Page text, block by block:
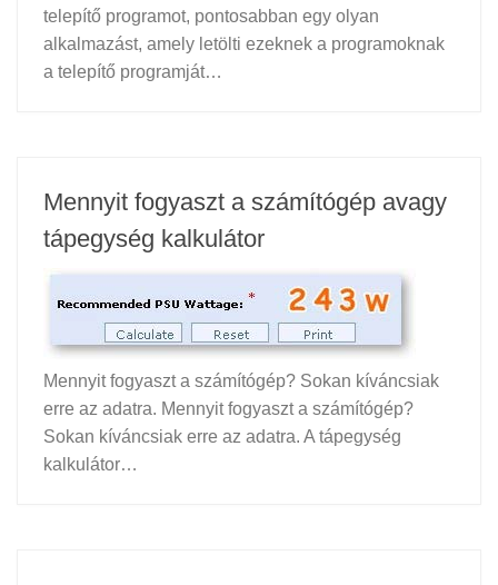
telepítő programot, pontosabban egy olyan
alkalmazást, amely letölti ezeknek a programoknak
a telepítő programját…
Mennyit fogyaszt a számítógép avagy
tápegység kalkulátor
Mennyit fogyaszt a számítógép? Sokan kíváncsiak
erre az adatra. Mennyit fogyaszt a számítógép?
Sokan kíváncsiak erre az adatra. A tápegység
kalkulátor…